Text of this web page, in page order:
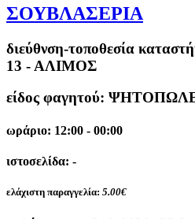
ΣΟΥΒΛΑΣΕΡΙΑ
διεύθνση-τοποθεσία
13 - ΑΛΙΜΟΣ
είδος φαγητού:
ωράριο: 12:00 - 00:00
ιστοσελίδα: -
ελάχιστη παραγγελία: 5.00€